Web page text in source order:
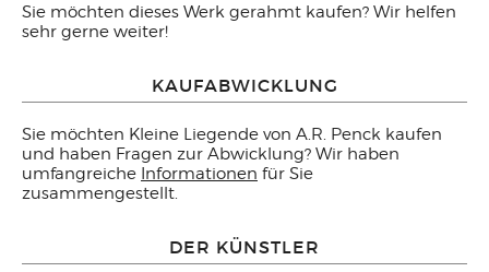
Sie möchten dieses Werk gerahmt kaufen? Wir helfen
sehr gerne weiter!
KAUFABWICKLUNG
Sie möchten Kleine Liegende von A.R. Penck kaufen
und haben Fragen zur Abwicklung? Wir haben
umfangreiche Informationen für Sie
zusammengestellt.
DER KÜNSTLER